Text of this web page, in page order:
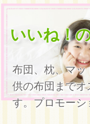
いいね！
布団、枕、マ
供の布団まで
す。プロモー